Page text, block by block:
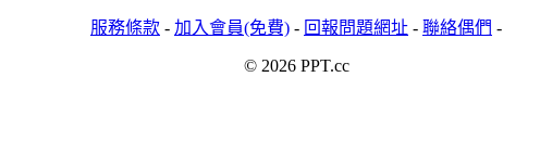
服務條款 - 加入會員(免費) - 回報問題網址 - 聯絡偶們 -
© 2026 PPT.cc